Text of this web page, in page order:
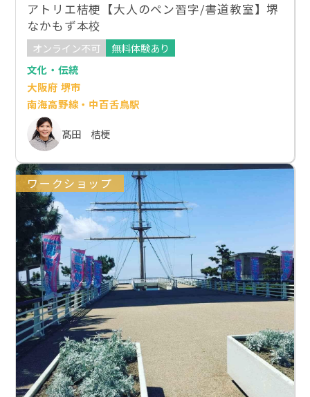
アトリエ桔梗【大人のペン習字/書道教室】堺
なかもず本校
オンライン不可
無料体験あり
文化・伝統
大阪府 堺市
南海高野線・中百舌鳥駅
髙田 桔梗
ワークショップ